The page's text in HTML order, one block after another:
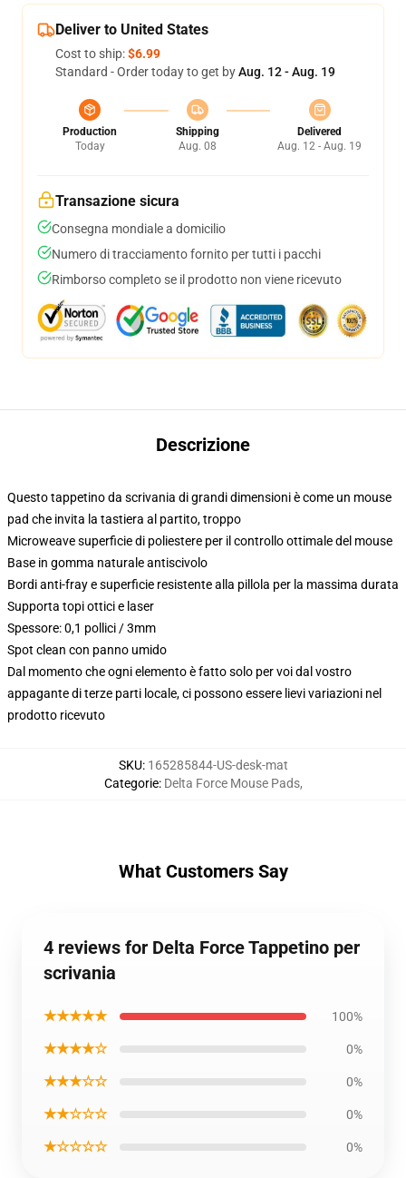
Deliver to United States
Cost to ship:$6.99
Standard - Order today to get byAug. 12 - Aug. 19
Production
Today
Shipping
Aug. 08
Delivered
Aug. 12 - Aug. 19
Transazione sicura
Consegna mondiale a domicilio
Numero di tracciamento fornito per tutti i pacchi
Rimborso completo se il prodotto non viene ricevuto
Descrizione
Questo tappetino da scrivania di grandi dimensioni è come un mouse
pad che invita la tastiera al partito, troppo
Microweave superficie di poliestere per il controllo ottimale del mouse
Base in gomma naturale antiscivolo
Bordi anti-fray e superficie resistente alla pillola per la massima durata
Supporta topi ottici e laser
Spessore: 0,1 pollici / 3mm
Spot clean con panno umido
Dal momento che ogni elemento è fatto solo per voi dal vostro
appagante di terze parti locale, ci possono essere lievi variazioni nel
prodotto ricevuto
SKU: 165285844-US-desk-mat
Categorie: Delta Force Mouse Pads,
What Customers Say
4 reviews for Delta Force Tappetino per
scrivania
★★★★★ 100%
★★★★☆ 0%
★★★☆☆ 0%
★★☆☆☆ 0%
★☆☆☆☆ 0%